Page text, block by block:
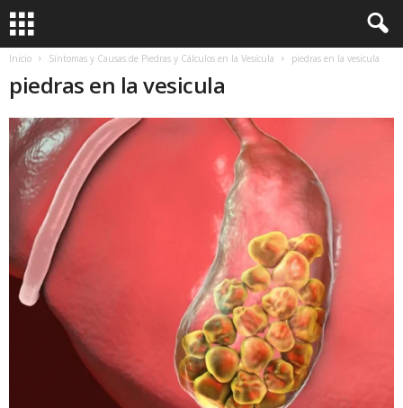
Inicio Síntomas y Causas de Piedras y Cálculos en la Vesícula piedras en la vesicula
piedras en la vesicula